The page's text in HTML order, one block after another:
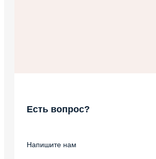
Есть вопрос?
Напишите нам